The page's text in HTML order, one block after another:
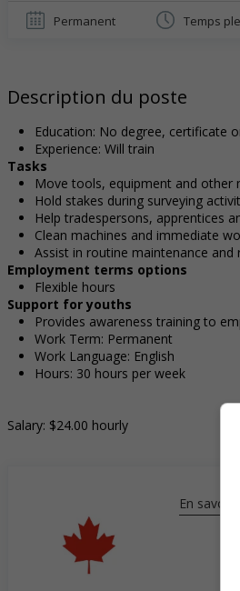
Permanent Temps
Description du poste
Education: No degree, certificate
Experience: Will train
Tasks
Move tools, equipment and other
Hold stakes during surveying
Help tradespersons, apprentices
Clean machines and immediate
Assist in routine maintenance and
Employment terms options
Flexible hours
Support for youths
Provides awareness training to
Work Term: Permanent
Work Language: English
Hours: 30 hours per week
Salary: $24.00 hourly
En savoir